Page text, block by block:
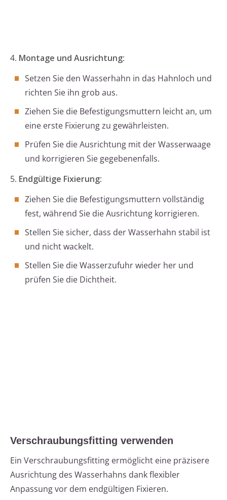
4. Montage und Ausrichtung:
Setzen Sie den Wasserhahn in das Hahnloch und
richten Sie ihn grob aus.
Ziehen Sie die Befestigungsmuttern leicht an, um
eine erste Fixierung zu gewährleisten.
Prüfen Sie die Ausrichtung mit der Wasserwaage
und korrigieren Sie gegebenenfalls.
5. Endgültige Fixierung:
Ziehen Sie die Befestigungsmuttern vollständig
fest, während Sie die Ausrichtung korrigieren.
Stellen Sie sicher, dass der Wasserhahn stabil ist
und nicht wackelt.
Stellen Sie die Wasserzufuhr wieder her und
prüfen Sie die Dichtheit.
Verschraubungsfitting verwenden
Ein Verschraubungsfitting ermöglicht eine präzisere
Ausrichtung des Wasserhahns dank flexibler
Anpassung vor dem endgültigen Fixieren.